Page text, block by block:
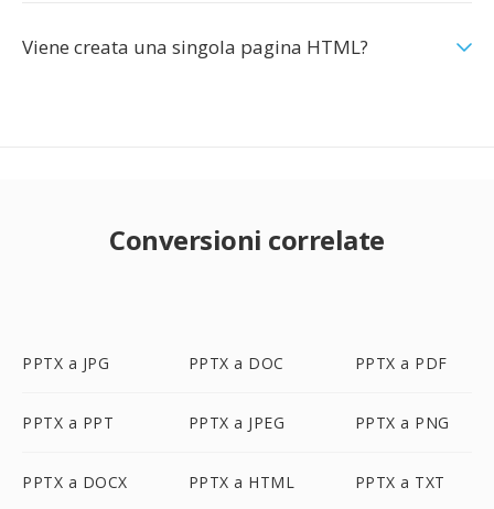
Viene creata una singola pagina HTML?
Conversioni correlate
PPTX a JPG PPTX a DOC PPTX a PDF
PPTX a PPT PPTX a JPEG PPTX a PNG
PPTX a DOCX PPTX a HTML PPTX a TXT